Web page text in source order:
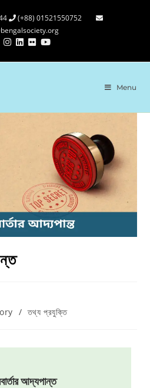
(+88) 01521550752
Menu
/ তথ্য প্রযুক্তি
আদ্যপান্ত